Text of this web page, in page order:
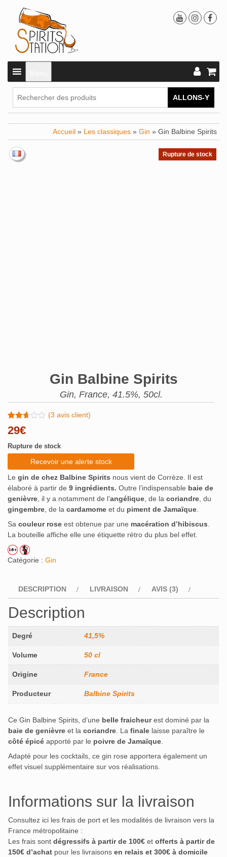
ALLONS-Y
Accueil » Les classiques » Gin » Gin Balbine Spirits
Gin Balbine Spirits
Gin, France, 41.5%, 50cl.
Noté
2.67
5
basé
3
notations
client
(3 avis client)
29€
Rupture de stock
Rupture de stock
Recevoir une alerte stock
Le gin de chez Balbine Spirits nous vient de Corrèze. Il est
élaboré à partir de 9 ingrédients. Outre l’indispensable baie de
genièvre , il y a notamment de l’angélique , de la coriandre , du
gingembre , de la cardamome et du piment de Jamaïque
Sa couleur rose est obtenue par une macération d’hibiscus
La bouteille affiche elle une étiquette rétro du plus bel effet.
Catégorie : Gin
DESCRIPTION LIVRAISON AVIS (3)
Description
Degré 41,5%
Volume 50 cl
Origine France
Producteur Balbine Spirits
Ce Gin Balbine Spirits, d’une belle fraicheurest dominé par la
baie de genièvre et la coriandre. La finale laisse paraître le
côté épicé apporté par le poivre de Jamaïque.
Adapté pour les cocktails, ce gin rose apportera également un
effet visuel supplémentaire sur vos réalisations.
Informations sur la livraison
Consultez ici les frais de port et les modalités de livraison vers la
France métropolitaine :
Les frais sont dégressifs à partir de 100€ et offerts à partir de
150€ d’achat pour les livraisons en relais et 300€ à domicile